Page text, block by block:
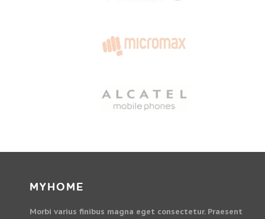
MYHOME
Morbi varius finibus magna eget consectetur. Praesent